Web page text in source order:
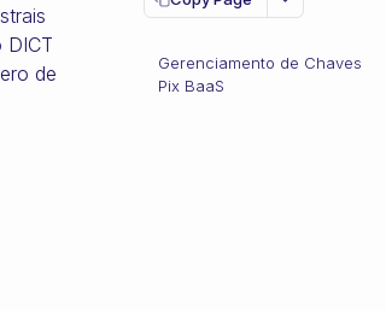
DICT
de
Gerenciamento de Chaves
Pix BaaS